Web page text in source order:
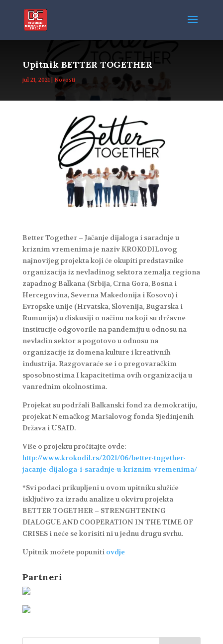
Upitnik BETTER TOGETHER
jul 21, 2021| Novosti
Better Together – Jačanje dijaloga i saradnje u
kriznim vremenima je naziv KROKODILovog
najnovijeg projekta koji će okupiti predstavnike
organizacija iz nevladinog sektora zemalja regiona
zapadnog Balkana (Srbija, Crna Gora, Bosna i
Hercegovina, Severna Makedonija i Kosovo) i
Evropske unije (Hrvatska, Slovenija, Bugarska i
Rumunija) u diskusiji o načinu na koji su državne
institucije odgovorile na pandemiju u odnosu na
nevladin sektor a pogotovo u odnosu na
organizacije iz domena kulture i kreativnih
industrija. Razgovaraće se i o pregovaračkim
sposobnostima I kapacitetima ovih organizacija u
vanrednim okolnostima.
Projekat su podržali Balkanski fond za demokratiju,
projekat Nemačkog Maršalovog fonda Sjedinjenih
Država i USAID.
Više o projektu pročitajte ovde:
http://www.krokodil.rs/2021/06/better-together-
jacanje-dijaloga-i-saradnje-u-kriznim-vremenima/
*Svi podaci prikupljeni u ovom upitniku služiće
isključivo za izradu analize u okviru projekta
BETTER TOGETHER – STRENGHTENING
DIALOGUE AND COOPERATION IN THE TIME OF
CRISES i neće se korisiti ni u jednu drugu svrhu.
Upitnik možete popuniti ovdje
Partneri